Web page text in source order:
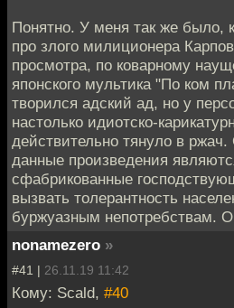
Понятно. У меня так же было,
про злого милиционера
просмотра, по коварному
японского мультика "По ком
творился адский ад, но у
настолько идиотско-
действительно тянуло в
данные произведения
сфабрикованные
вызвать толерантность
буржуазным непотребствам.
nonamezero »
#41 | 26.11.19 11:42
Кому: Scald, #40